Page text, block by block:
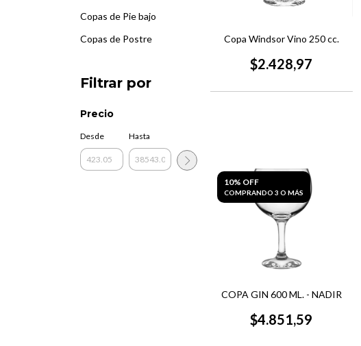
Copas de Pie bajo
Copas de Postre
Filtrar por
Precio
Desde Hasta
Copa Windsor Vino 250 cc.
$2.428,97
10% OFF
COMPRANDO 3 O MÁS
COPA GIN 600 ML. - NADIR
$4.851,59